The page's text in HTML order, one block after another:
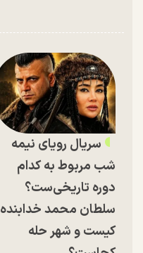
سریال رویای نیمه
شب مربوط به کدام
دوره تاریخی‌ست؟
سلطان محمد خدابنده
کیست و شهر حله